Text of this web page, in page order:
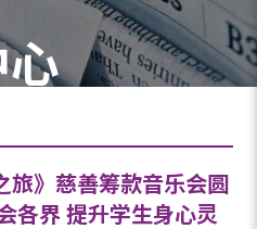
旅》慈善筹款音乐会圆
各界 提升学生身心灵